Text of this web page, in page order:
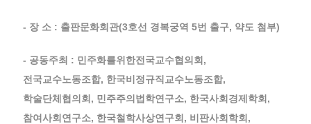
- 장 소 : 출판문화회관(3호선 경복궁역 5번 출구, 약도 첨부)
- 공동주최 : 민주화를위한전국교수협의회,
전국교수노동조합, 한국비정규직교수노동조합,
학술단체협의회, 민주주의법학연구소, 한국사회경제학회,
참여사회연구소, 한국철학사상연구회, 비판사회학회,